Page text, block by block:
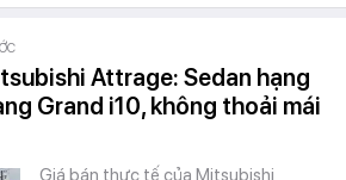
Attrage: Sedan hạng
Grand i10, không thoải mái
Giá bán thực tế của Mitsubishi